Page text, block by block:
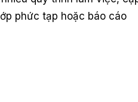
phức tạp hoặc báo cáo